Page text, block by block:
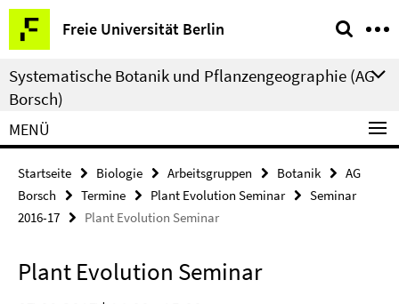
Springe
direkt
zu
Inhalt
Freie Universität Berlin
Service-
Navigation
Systematische Botanik und Pflanzengeographie (AG
Borsch)
MENÜ
Startseite Biologie Arbeitsgruppen Botanik
AG
Borsch
Termine Plant Evolution Seminar
Seminar
2016-17
Plant Evolution Seminar
Plant Evolution Seminar